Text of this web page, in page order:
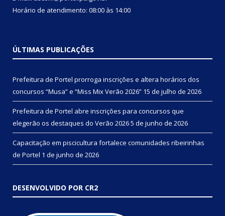
Horário de atendimento: 08:00 às 14:00
ÚLTIMAS PUBLICAÇÕES
Prefeitura de Portel prorroga inscrições e altera horários dos
concursos “Musa” e “Miss Mix Verão 2026” 15 de julho de 2026
Prefeitura de Portel abre inscrições para concursos que
elegerão os destaques do Verão 20265 de junho de 2026
Capacitação em piscicultura fortalece comunidades ribeirinhas
de Portel 1 de junho de 2026
DESENVOLVIDO POR CR2